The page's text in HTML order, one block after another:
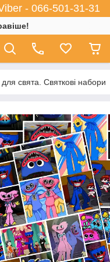
- 066-501-31-31
свята. Святкові набори